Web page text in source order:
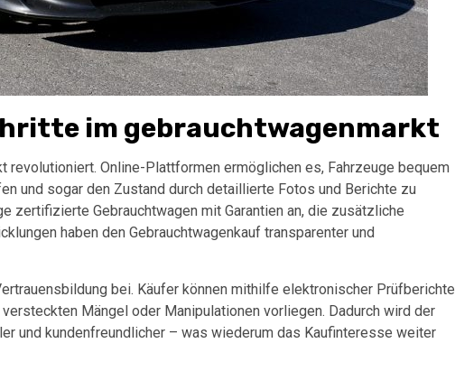
im gebrauchtwagenmarkt
revolutioniert. Online-Plattformen ermöglichen es, Fahrzeuge bequem
und sogar den Zustand durch detaillierte Fotos und Berichte zu
zertifizierte Gebrauchtwagen mit Garantien an, die zusätzliche
haben den Gebrauchtwagenkauf transparenter und
bei. Käufer können mithilfe elektronischer Prüfberichte
Mängel oder Manipulationen vorliegen. Dadurch wird der
und kundenfreundlicher – was wiederum das Kaufinteresse weiter